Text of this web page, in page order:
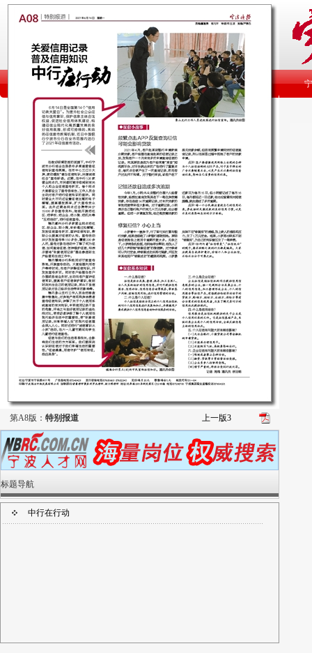
第A8版： 特别报道 上一版3
标题导航
中行在行动